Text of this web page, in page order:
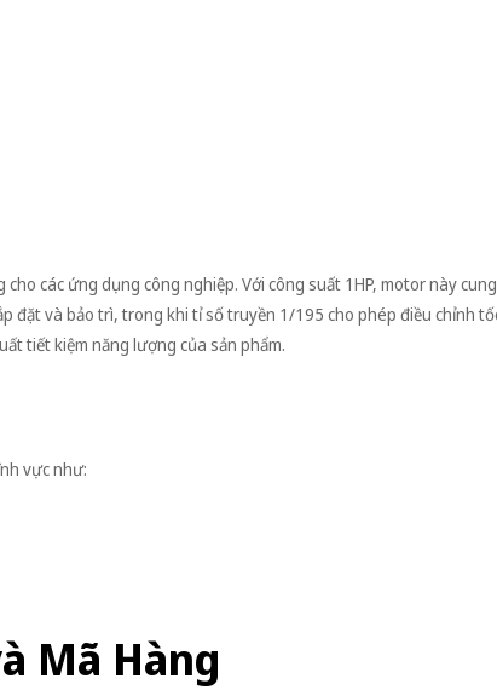
các ứng dụng công nghiệp. Với công suất 1HP, motor này
đặt và bảo trì, trong khi tỉ số truyền 1/195 cho phép điều chỉnh
tiết kiệm năng lượng của sản phẩm.
vực như:
Mã Hàng